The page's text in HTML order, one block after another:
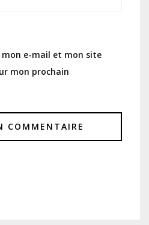
e-mail et mon site
mon prochain